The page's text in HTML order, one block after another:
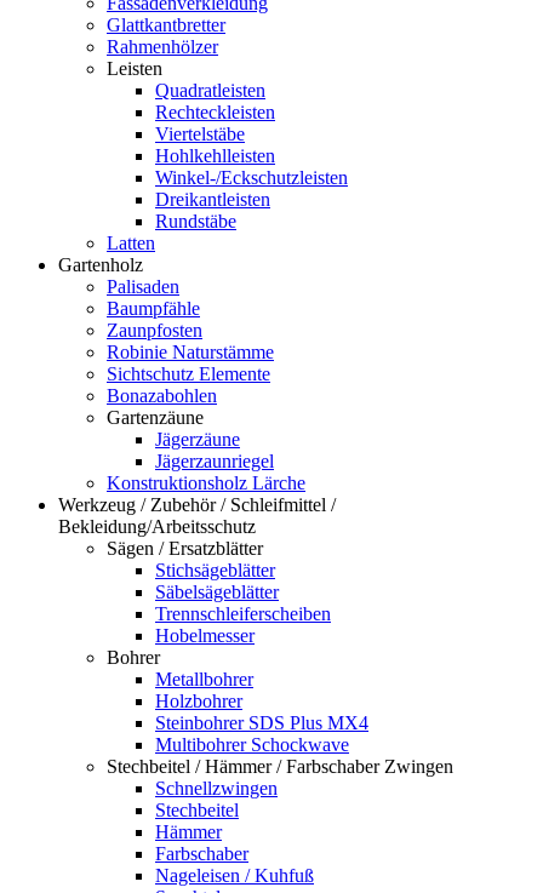
Glattkantbretter
Rahmenhölzer
Leisten
Quadratleisten
Rechteckleisten
Viertelstäbe
Hohlkehlleisten
Winkel-/Eckschutzleisten
Dreikantleisten
Rundstäbe
Latten
Gartenholz
Palisaden
Baumpfähle
Zaunpfosten
Robinie Naturstämme
Sichtschutz Elemente
Bonazabohlen
Gartenzäune
Jägerzäune
Jägerzaunriegel
Konstruktionsholz Lärche
Werkzeug / Zubehör / Schleifmittel /
Bekleidung/Arbeitsschutz
Sägen / Ersatzblätter
Stichsägeblätter
Säbelsägeblätter
Trennschleiferscheiben
Hobelmesser
Bohrer
Metallbohrer
Holzbohrer
Steinbohrer SDS Plus MX4
Multibohrer Schockwave
Stechbeitel / Hämmer / Farbschaber Zwingen
Schnellzwingen
Stechbeitel
Hämmer
Farbschaber
Nageleisen / Kuhfuß